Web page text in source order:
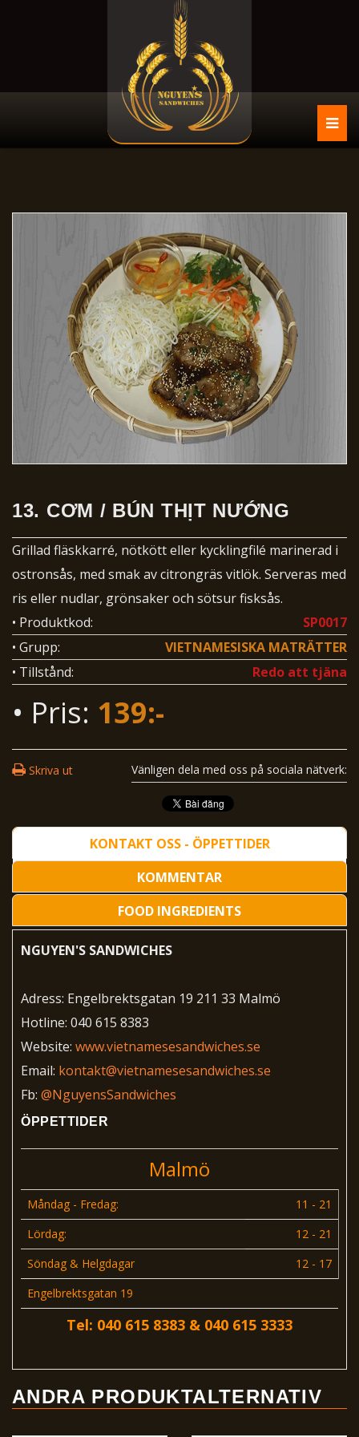
13. CƠM / BÚN THỊT NƯỚNG
Grillad fläskkarré, nötkött eller kycklingfilé marinerad i
ostronsås, med smak av citrongräs vitlök. Serveras med
ris eller nudlar, grönsaker och sötsur fisksås.
• Produktkod:
SP0017
• Grupp:
VIETNAMESISKA MATRÄTTER
• Tillstånd:
Redo att tjäna
• Pris: 139:-
Skriva ut Vänligen dela med oss ​​på sociala nätverk:
KONTAKT OSS - ÖPPETTIDER
KOMMENTAR
FOOD INGREDIENTS
NGUYEN'S SANDWICHES
Adress: Engelbrektsgatan 19 211 33 Malmö
Hotline: 040 615 8383
Website: www.vietnamesesandwiches.se
Email: kontakt@vietnamesesandwiches.se
Fb: @NguyensSandwiches
ÖPPETTIDER
Malmö
Måndag - Fredag:
11 - 21
Lördag:
12 - 21
Söndag & Helgdagar
12 - 17
Engelbrektsgatan 19
Tel: 040 615 8383 & 040 615 3333
ANDRA PRODUKTALTERNATIV